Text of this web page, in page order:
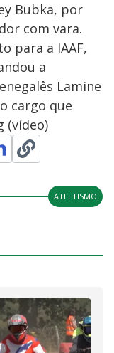
Bubka, por
com vara.
para a IAAF,
a
Lamine
cargo que
(vídeo)
ATLETISMO